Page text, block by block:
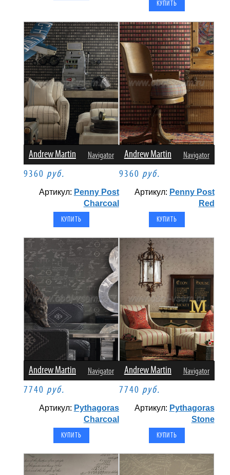
Andrew Martin Navigator
9360 руб.
Артикул: Penny Post
Charcoal
Andrew Martin Navigator
9360 руб.
Артикул: Penny Post
Red
Andrew Martin Navigator
7740 руб.
Артикул: Pythagoras
Charcoal
Andrew Martin Navigator
7740 руб.
Артикул: Pythagoras
Stone